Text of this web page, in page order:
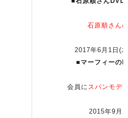
石原順さん
2017年6月1日(
■ マーフィーの
会員に スパンモデ
2015年9月